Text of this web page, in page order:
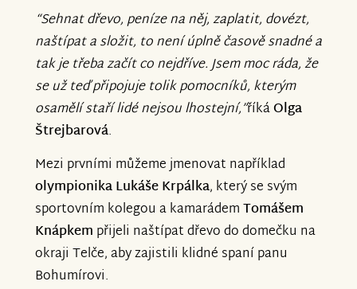
“Sehnat dřevo, peníze na něj, zaplatit, dovézt,
naštípat a složit, to není úplně časově snadné a
tak je třeba začít co nejdříve. Jsem moc ráda, že
se už teď připojuje tolik pomocníků, kterým
osamělí staří lidé nejsou lhostejní,”říkáOlga
Štrejbarová.
Mezi prvními můžeme jmenovat například
olympionika Lukáše Krpálka, který se svým
sportovním kolegou a kamarádemTomášem
Knápkem přijeli naštípat dřevo do domečku na
okraji Telče, aby zajistili klidné spaní panu
Bohumírovi.